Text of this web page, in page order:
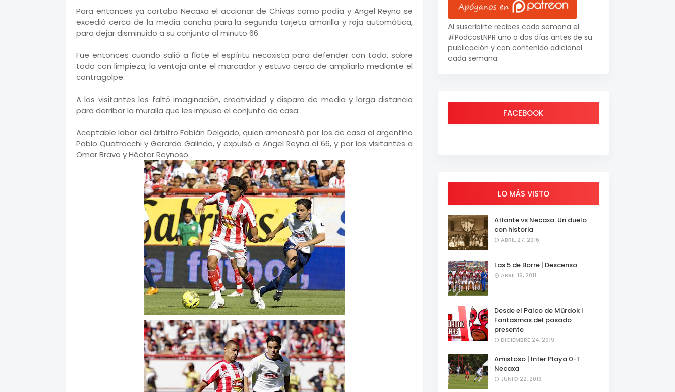
Para entonces ya cortaba Necaxa el accionar de Chivas como podía y Angel Reyna se
excedió cerca de la media cancha para la segunda tarjeta amarilla y roja automática,
para dejar disminuido a su conjunto al minuto 66.
Fue entonces cuando salió a flote el espíritu necaxista para defender con todo, sobre
todo con limpieza, la ventaja ante el marcador y estuvo cerca de ampliarlo mediante el
contragolpe.
A los visitantes les faltó imaginación, creatividad y disparo de media y larga distancia
para derribar la muralla que les impuso el conjunto de casa.
Aceptable labor del árbitro Fabián Delgado, quien amonestó por los de casa al argentino
Pablo Quatrocchi y Gerardo Galindo, y expulsó a Angel Reyna al 66, y por los visitantes a
Omar Bravo y Héctor Reynoso.
Al suscribirte recibes cada semana el
#PodcastNPR uno o dos días antes de su
publicación y con contenido adicional
cada semana.
FACEBOOK
LO MÁS VISTO
Atlante vs Necaxa: Un duelo
con historia
ABRIL 27, 2016
Las 5 de Borre | Descenso
ABRIL 16, 2011
Desde el Palco de Mürdok |
Fantasmas del pasado
presente
DICIEMBRE 24, 2019
Amistoso | Inter Playa 0-1
Necaxa
JUNIO 22, 2019